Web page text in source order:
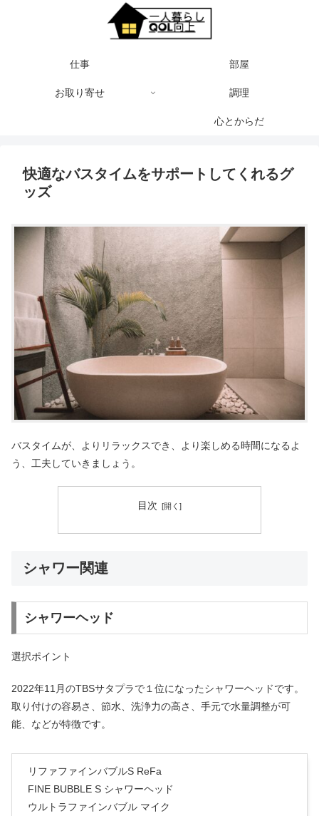
仕事 部屋
お取り寄せ 調理
心とからだ
快適なバスタイムをサポートしてくれるグ
ッズ
バスタイムが、よりリラックスでき、より楽しめる時間になるよ
う、工夫していきましょう。
目次
シャワー関連
シャワーヘッド
選択ポイント
2022年11月のTBSサタプラで１位になったシャワーヘッドです。
取り付けの容易さ、節水、洗浄力の高さ、手元で水量調整が可
能、などが特徴です。
リファファインバブルS ReFa
FINE BUBBLE S シャワーヘッド
ウルトラファインバブル マイク